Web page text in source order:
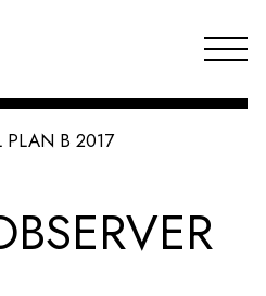
PLAN B 2017